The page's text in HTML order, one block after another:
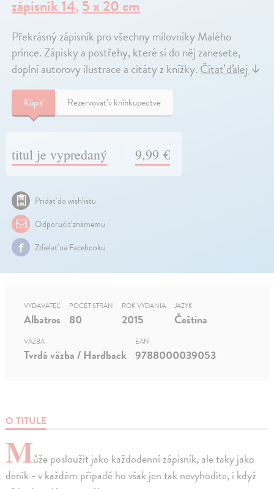
zápisník 14,5 x 20 cm
Překrásný zápisník pro všechny milovníky Malého
prince. Zápisky a postřehy, které si do něj zanesete,
doplní autorovy ilustrace a citáty z knížky.Čítať ďalej↓
Kúpiť Rezervovať v kníhkupectve
titul je vypredaný 9,99 €
Pridať do wishlistu
Odporučiť známemu
Zdielať na Facebooku
O TITULE
Může posloužit jako každodenní zápisník, ale taky jako
deník - v každém případě ho však jen tak nevyhodíte, i když
VYDAVATEĽ
Albatros
POČET STRÁN
80
ROK VYDANIA
2015
JAZYK
Čeština
VÄZBA
Tvrdá väzba / Hardback
EAN
9788000039053